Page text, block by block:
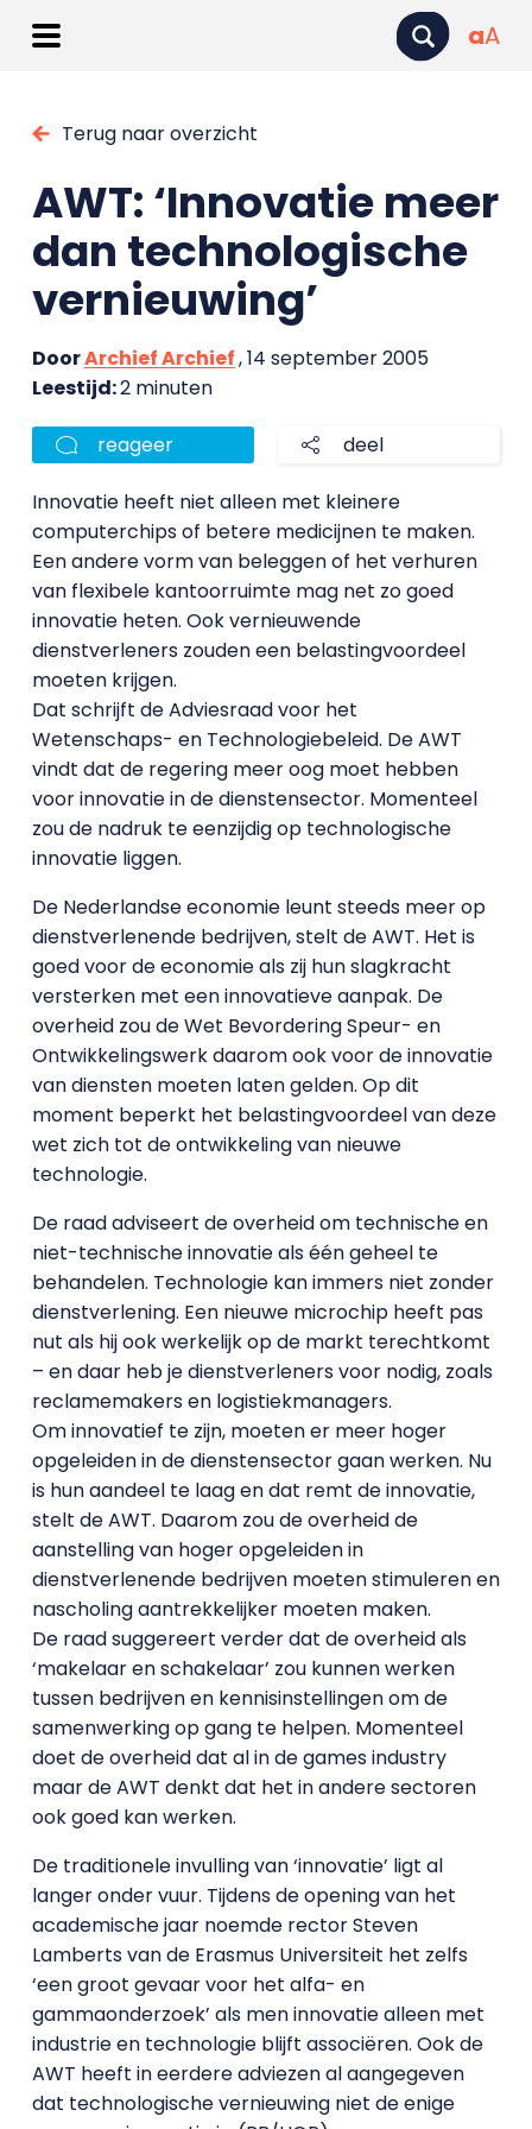
aA
Terug naar overzicht
AWT: ‘Innovatie meer
dan technologische
vernieuwing’
DoorArchief Archief, 14 september 2005
Leestijd:2 minuten
reageer deel
Innovatie heeft niet alleen met kleinere
computerchips of betere medicijnen te maken.
Een andere vorm van beleggen of het verhuren
van flexibele kantoorruimte mag net zo goed
innovatie heten. Ook vernieuwende
dienstverleners zouden een belastingvoordeel
moeten krijgen.
Dat schrijft de Adviesraad voor het
Wetenschaps- en Technologiebeleid. De AWT
vindt dat de regering meer oog moet hebben
voor innovatie in de dienstensector. Momenteel
zou de nadruk te eenzijdig op technologische
innovatie liggen.
De Nederlandse economie leunt steeds meer op
dienstverlenende bedrijven, stelt de AWT. Het is
goed voor de economie als zij hun slagkracht
versterken met een innovatieve aanpak. De
overheid zou de Wet Bevordering Speur- en
Ontwikkelingswerk daarom ook voor de innovatie
van diensten moeten laten gelden. Op dit
moment beperkt het belastingvoordeel van deze
wet zich tot de ontwikkeling van nieuwe
technologie.
De raad adviseert de overheid om technische en
niet-technische innovatie als één geheel te
behandelen. Technologie kan immers niet zonder
dienstverlening. Een nieuwe microchip heeft pas
nut als hij ook werkelijk op de markt terechtkomt
– en daar heb je dienstverleners voor nodig, zoals
reclamemakers en logistiekmanagers.
Om innovatief te zijn, moeten er meer hoger
opgeleiden in de dienstensector gaan werken. Nu
is hun aandeel te laag en dat remt de innovatie,
stelt de AWT. Daarom zou de overheid de
aanstelling van hoger opgeleiden in
dienstverlenende bedrijven moeten stimuleren en
nascholing aantrekkelijker moeten maken.
De raad suggereert verder dat de overheid als
‘makelaar en schakelaar’ zou kunnen werken
tussen bedrijven en kennisinstellingen om de
samenwerking op gang te helpen. Momenteel
doet de overheid dat al in de games industry
maar de AWT denkt dat het in andere sectoren
ook goed kan werken.
De traditionele invulling van ‘innovatie’ ligt al
langer onder vuur. Tijdens de opening van het
academische jaar noemde rector Steven
Lamberts van de Erasmus Universiteit het zelfs
‘een groot gevaar voor het alfa- en
gammaonderzoek’ als men innovatie alleen met
industrie en technologie blijft associëren. Ook de
AWT heeft in eerdere adviezen al aangegeven
dat technologische vernieuwing niet de enige